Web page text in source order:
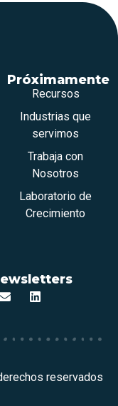
Próximamente
Recursos
Industrias que
servimos
Trabaja con
Nosotros
Laboratorio de
Crecimiento
reservados